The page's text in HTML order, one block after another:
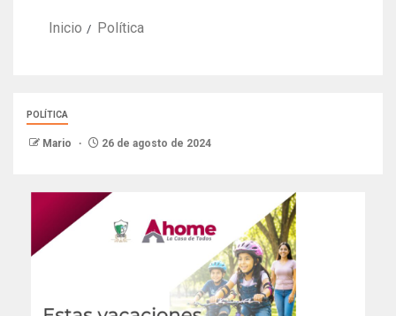
Inicio Política
POLÍTICA
Mario 26 de agosto de 2024